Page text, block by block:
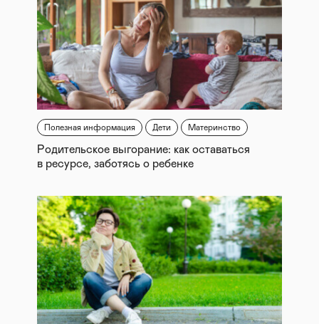
Полезная информация Дети Материнство
Родительское выгорание: как оставаться
в ресурсе, заботясь о ребенке